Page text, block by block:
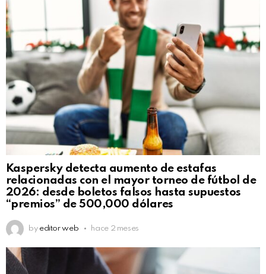
Kaspersky detecta aumento de estafas
relacionadas con el mayor torneo de fútbol de
2026: desde boletos falsos hasta supuestos
“premios” de 500,000 dólares
by editor web hace 2 meses